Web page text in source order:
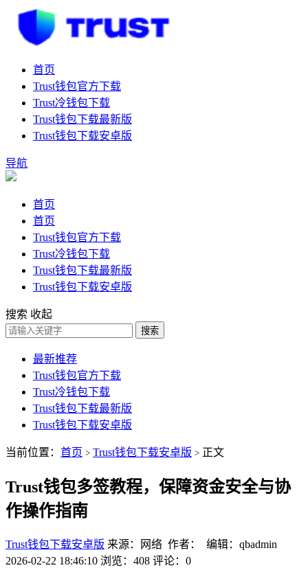
首页
Trust钱包官方下载
Trust冷钱包下载
Trust钱包下载最新版
Trust钱包下载安卓版
导航
首页
首页
Trust钱包官方下载
Trust冷钱包下载
Trust钱包下载最新版
Trust钱包下载安卓版
搜索 收起
搜索
最新推荐
Trust钱包官方下载
Trust冷钱包下载
Trust钱包下载最新版
Trust钱包下载安卓版
当前位置： 首页 > Trust钱包下载安卓版 > 正文
Trust钱包多签教程，保障资金安全与协
作操作指南
Trust钱包下载安卓版 来源：网络 作者： 编辑：qbadmin
2026-02-22 18:46:10 浏览：408 评论：0